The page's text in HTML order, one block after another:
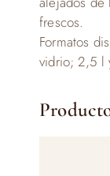
frescos.
Formatos
vidrio; 2,5 l